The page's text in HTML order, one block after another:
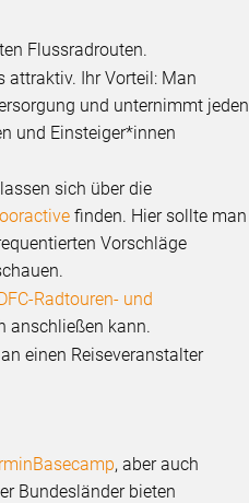
Flussradrouten.
attraktiv. Ihr Vorteil: Man
und unternimmt jeden
und Einsteiger*innen
sich über die
finden. Hier sollte man
Vorschläge
Radtouren- und
anschließen kann.
einen Reiseveranstalter
, aber auch
Bundesländer bieten